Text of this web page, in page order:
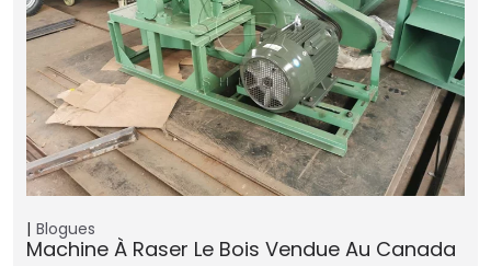
Blogues
Machine À Raser Le Bois Vendue Au Canada